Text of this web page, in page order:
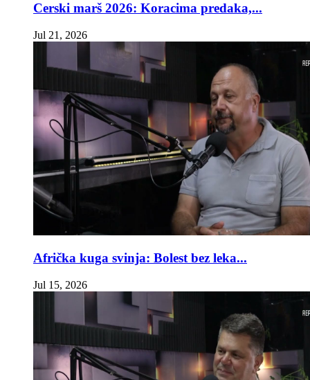
Cerski marš 2026: Koracima predaka,...
Jul 21, 2026
Afrička kuga svinja: Bolest bez leka...
Jul 15, 2026